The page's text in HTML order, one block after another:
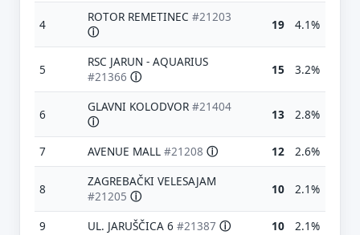
4
ROTOR REMETINEC #21203
ⓘ
19 4.1%
5
RSC JARUN - AQUARIUS
#21366 ⓘ 15 3.2%
6
GLAVNI KOLODVOR #21404
ⓘ
13 2.8%
7 AVENUE MALL #21208 ⓘ 12 2.6%
8
ZAGREBAČKI VELESAJAM
#21205 ⓘ 10 2.1%
9 UL. JARUŠČICA 6 #21387 ⓘ 10 2.1%